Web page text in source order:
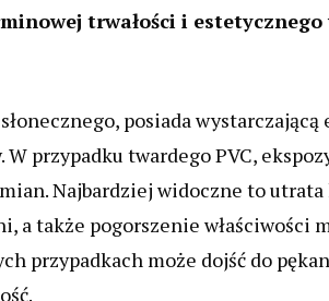
trwałości i
posiada
przypadku twardego PVC,
Najbardziej widoczne to
a także pogorszenie właściwości
przypadkach może dojść do